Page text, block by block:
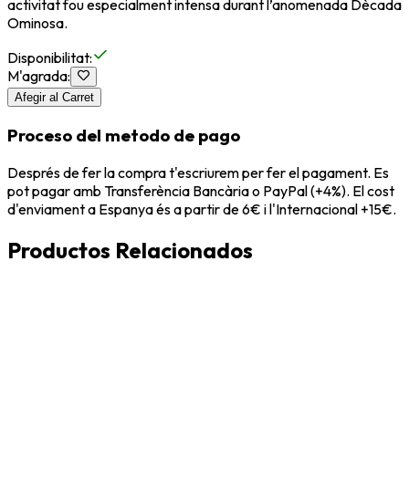
activitat fou especialment intensa durant l’anomenada Dècada
Ominosa.
Disponibilitat:
M'agrada:
Afegir al Carret
Proceso del metodo de pago
Després de fer la compra t'escriurem per fer el pagament. Es
pot pagar amb Transferència Bancària o PayPal (+4%). El cost
d'enviament a Espanya és a partir de 6€ i l'Internacional +15€.
Productos Relacionados